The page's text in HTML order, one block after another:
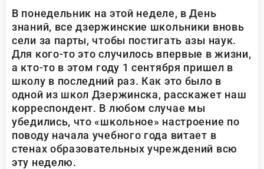
В понедельник на этой неделе, в День
знаний, все дзержинские школьники вновь
сели за парты, чтобы постигать азы наук.
Для кого-то это случилось впервые в жизни,
а кто-то в этом году 1 сентября пришел в
школу в последний раз. Как это было в
одной из школ Дзержинска, расскажет наш
корреспондент. В любом случае мы
убедились, что «школьное» настроение по
поводу начала учебного года витает в
стенах образовательных учреждений всю
эту неделю.